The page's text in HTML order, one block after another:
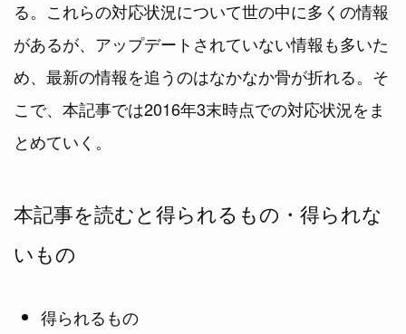
る。これらの対応状況について世の中に多くの情報
があるが、アップデートされていない情報も多いた
め、最新の情報を追うのはなかなか骨が折れる。そ
こで、本記事では2016年3末時点での対応状況をま
とめていく。
本記事を読むと得られるもの・得られな
いもの
得られるもの